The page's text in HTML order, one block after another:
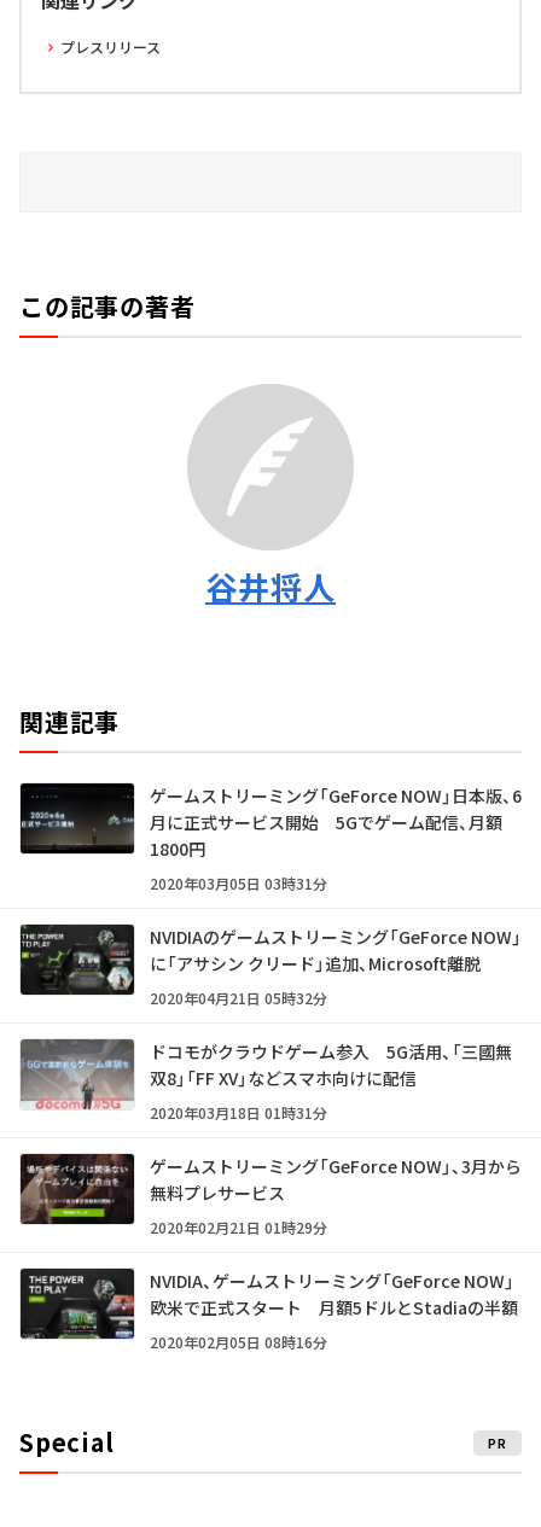
プレスリリース
この記事の著者
谷井将人
関連記事
ゲームストリーミング「GeForce NOW」日本版、6
月に正式サービス開始 5Gでゲーム配信、月額
1800円
2020年03月05日 03時31分
NVIDIAのゲームストリーミング「GeForce NOW」
に「アサシン クリード」追加、Microsoft離脱
2020年04月21日 05時32分
ドコモがクラウドゲーム参入 5G活用、「三國無
双8」「FF XV」などスマホ向けに配信
2020年03月18日 01時31分
ゲームストリーミング「GeForce NOW」、3月から
無料プレサービス
2020年02月21日 01時29分
NVIDIA、ゲームストリーミング「GeForce NOW」
欧米で正式スタート 月額5ドルとStadiaの半額
2020年02月05日 08時16分
Special PR